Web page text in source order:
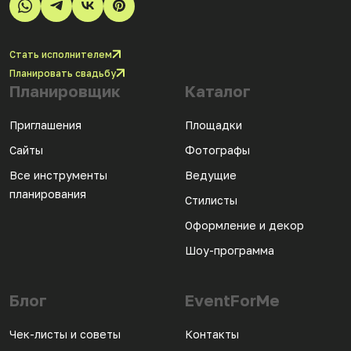
Стать исполнителем
Планировать свадьбу
Планировщик
Приглашения
Сайты
Все инструменты
планирования
Каталог
Площадки
Фотографы
Ведущие
Стилисты
Оформление и декор
Шоу-программа
Блог
Чек-листы и советы
EventForMe
Контакты